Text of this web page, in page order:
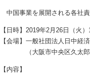
中国事業を展開される各社
【日時】2019年2月26日（火
【会場】一般社団法人日中
（大阪市中央区久太郎町
【内容】